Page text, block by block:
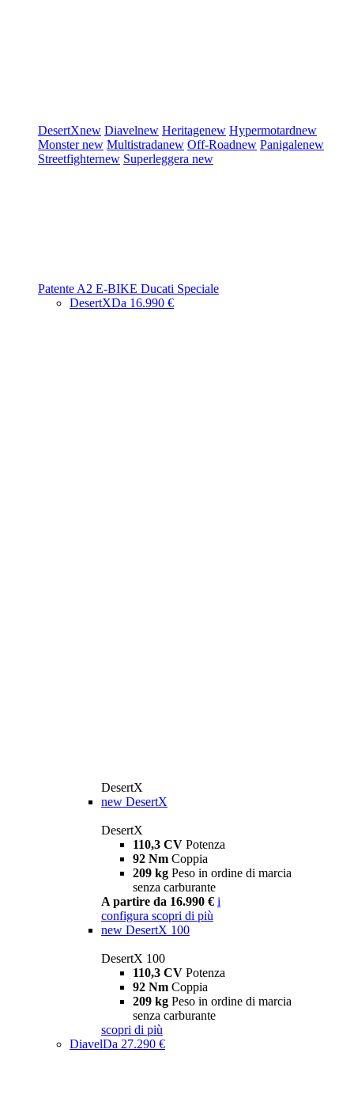
DesertXnew Diavelnew Heritagenew Hypermotardnew
Monsternew Multistradanew Off-Roadnew Panigalenew
Streetfighternew Superleggera new
Patente A2 E-BIKE Ducati Speciale
DesertXDa 16.990 €
DesertX
new DesertX
DesertX
110,3 CV Potenza
92 Nm Coppia
209 kg Peso in ordine di marcia
senza carburante
A partire da 16.990 € i
configura scopri di più
new DesertX 100
DesertX 100
110,3 CV Potenza
92 Nm Coppia
209 kg Peso in ordine di marcia
senza carburante
scopri di più
DiavelDa 27.290 €